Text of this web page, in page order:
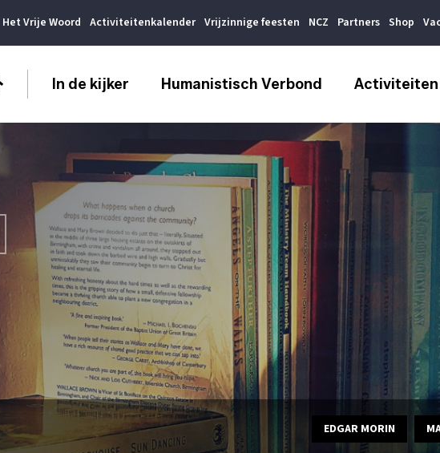
Het Vrije Woord Activiteitenkalender Vrijzinnige feesten NCZ Partners Shop
In de kijker Humanistisch Verbond Activiteiten
EDGAR MORIN